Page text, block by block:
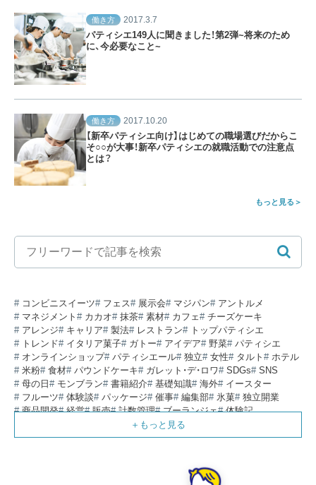
働き方 2017.3.7
パティシエ149人に聞きました！第2弾~将来のため
に、今必要なこと~
働き方 2017.10.20
【新卒パティシエ向け】はじめての職場選びだからこ
そ○○が大事！新卒パティシエの就職活動での注意点
とは？
もっと見る
コンビニスイーツ フェス 展示会 マジパン
アントルメ
マネジメント
カカオ 抹茶 素材 カフェ
チーズケーキ
アレンジ
キャリア 製法 レストラン
トップパティシエ
トレンド
イタリア菓子 ガトー アイデア 野菜
パティシエ
オンラインショップ
パティシエール 独立 女性 タルト
ホテル
米粉
食材 パウンドケーキ ガレット・デ・ロワ SDGs
SNS
母の日
モンブラン 書籍紹介 基礎知識 海外
イースター
フルーツ
体験談 パッケージ 催事 編集部 氷菓
独立開業
商品開発
経営 販売 計数管理 ブーランジェ
体験記
コラム パン スタッフ育成
スイーツ
IT 業界事情 講習会 潜入レポート
クリスマス
ウェデイングケーキ
ベーカリー 工場